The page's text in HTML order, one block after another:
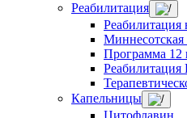
Реабилитация
Реабилитация
Миннесотская
Программа 12
Реабилитация
Капельницы
Цитофлавин